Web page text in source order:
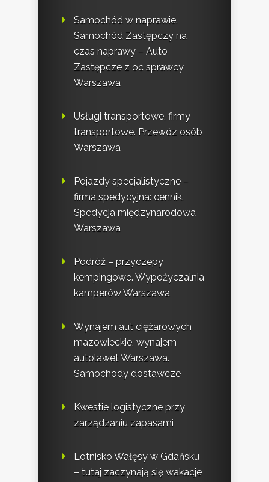
Samochód w naprawie.
Samochód Zastępczy na
czas naprawy – Auto
Zastępcze z oc sprawcy
Warszawa
Usługi transportowe, firmy
transportowe. Przewóz osób
Warszawa
Pojazdy specjalistyczne –
firma spedycyjna: cennik.
Spedycja międzynarodowa
Warszawa
Podróż – przyczepy
kempingowe. Wypożyczalnia
kamperów Warszawa
Wynajem aut ciężarowych
mazowieckie, wynajem
autolawet Warszawa.
Samochody dostawcze
Kwestie logistyczne przy
zarządzaniu zapasami
Lotnisko Wałęsy w Gdańsku
– tutaj zaczynają się wakacje